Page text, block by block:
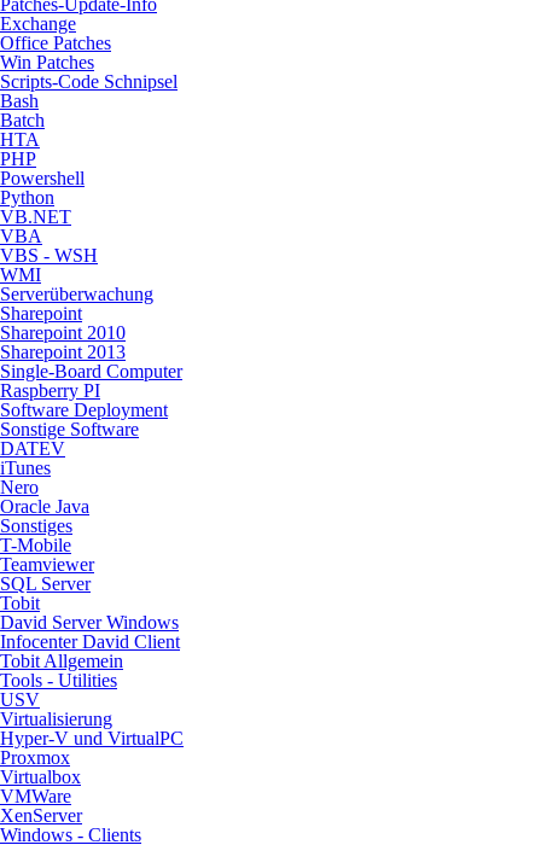
Patches-Update-Info
Exchange
Office Patches
Win Patches
Scripts-Code Schnipsel
Bash
Batch
HTA
PHP
Powershell
Python
VB.NET
VBA
VBS - WSH
WMI
Serverüberwachung
Sharepoint
Sharepoint 2010
Sharepoint 2013
Single-Board Computer
Raspberry PI
Software Deployment
Sonstige Software
DATEV
iTunes
Nero
Oracle Java
Sonstiges
T-Mobile
Teamviewer
SQL Server
Tobit
David Server Windows
Infocenter David Client
Tobit Allgemein
Tools - Utilities
USV
Virtualisierung
Hyper-V und VirtualPC
Proxmox
Virtualbox
VMWare
XenServer
Windows - Clients